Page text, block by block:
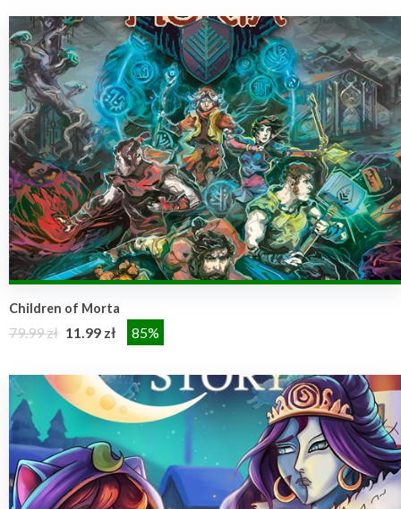
Children of Morta
79.99 zł 11.99 zł 85%